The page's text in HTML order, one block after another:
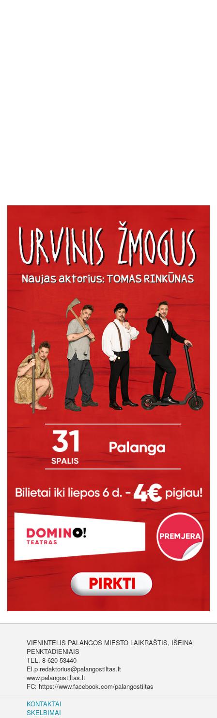
VIENINTELIS PALANGOS MIESTO LAIKRAŠTIS, IŠEINA
PENKTADIENIAIS
TEL. 8 620 53440
El.p redaktorius@palangostiltas.lt
www.palangostiltas.lt
FC: https://www.facebook.com/palangostiltas
KONTAKTAI
SKELBIMAI